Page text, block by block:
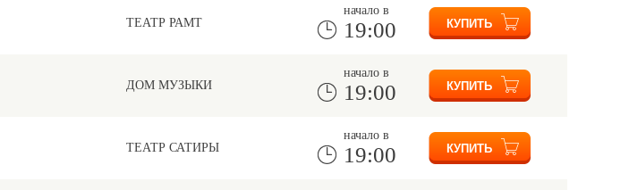
ТЕАТР РАМТ
начало в
19:00
ДОМ МУЗЫКИ
начало в
19:00
ТЕАТР САТИРЫ
начало в
19:00